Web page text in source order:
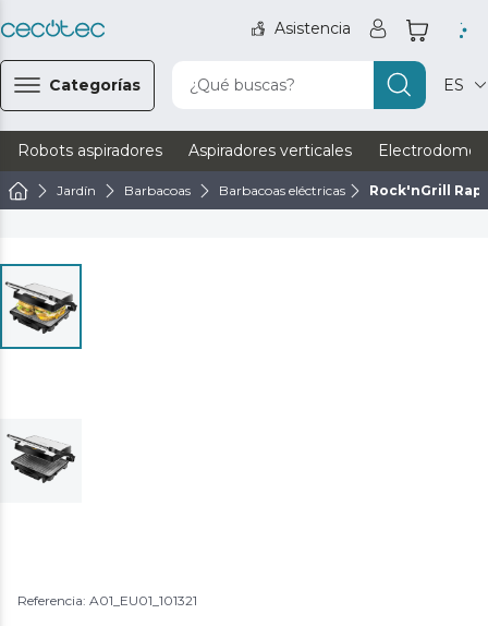
Asistencia
Categorías ¿Qué buscas? ES
Robots aspiradores Aspiradores verticales
Jardín Barbacoas Barbacoas eléctricas Rock'nGrill
Referencia: A01_EU01_101321